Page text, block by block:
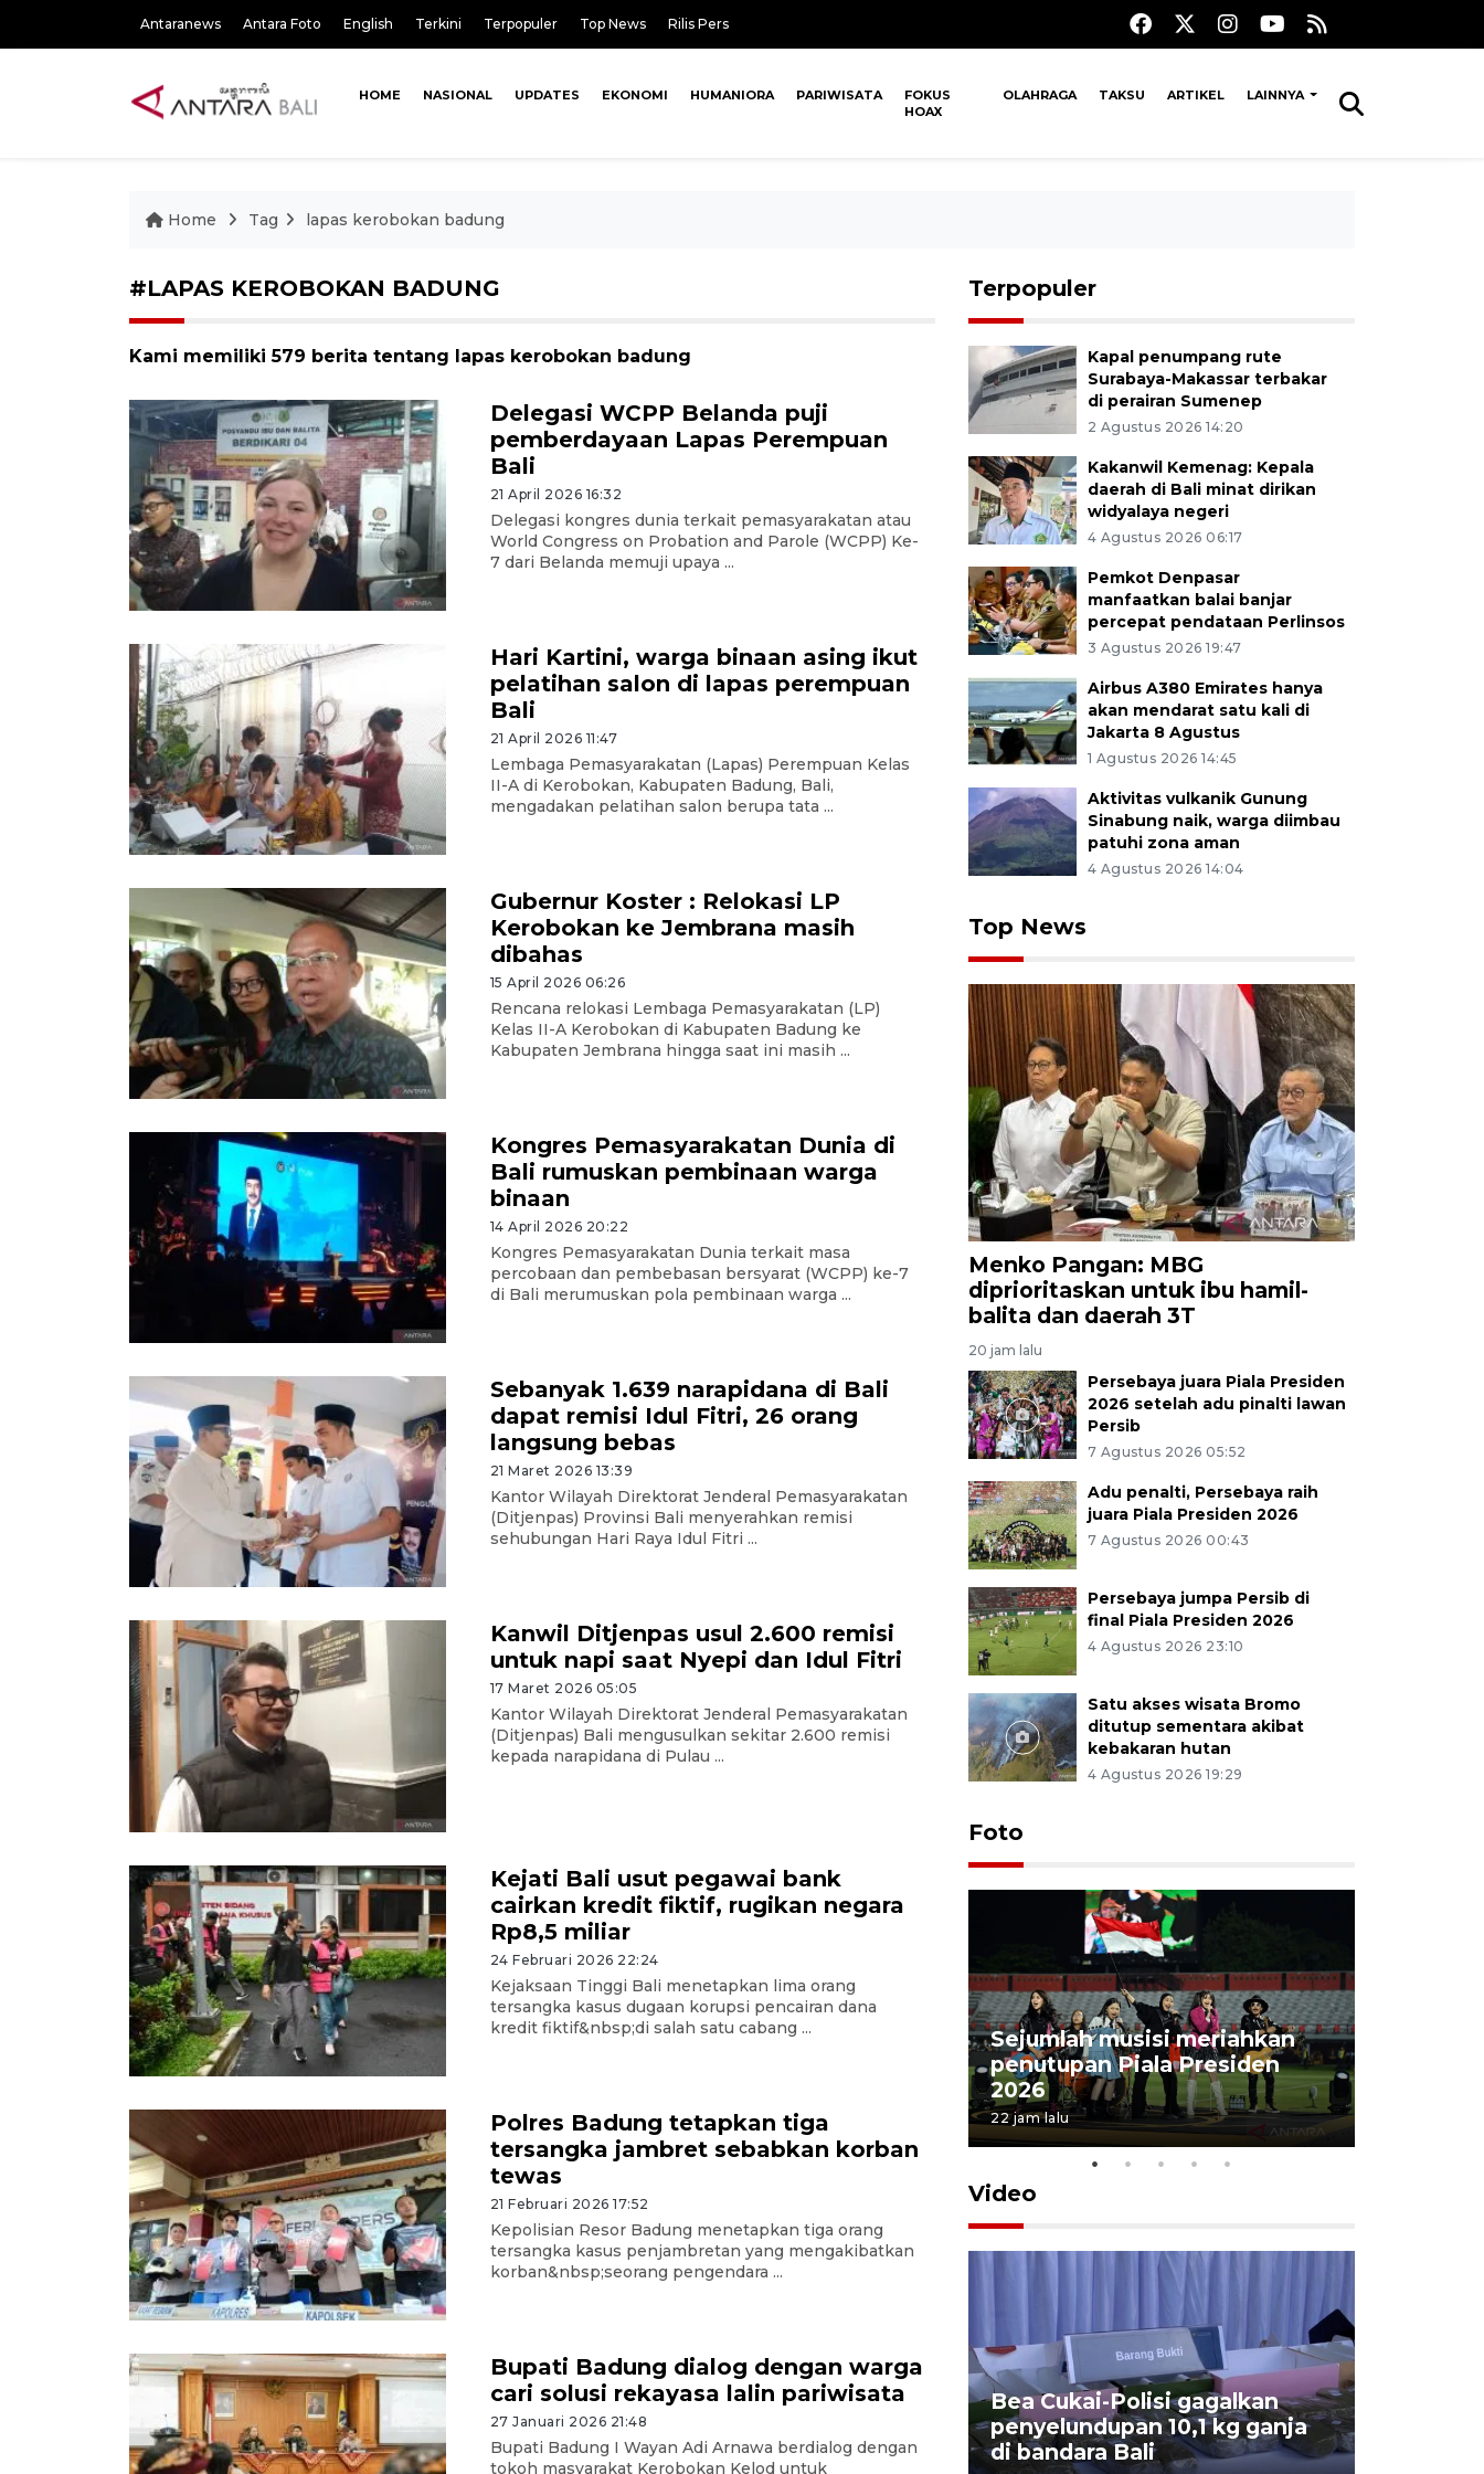
Antaranews Antara Foto English Terkini Terpopuler Top News Rilis Pers
HOME NASIONAL UPDATES EKONOMI HUMANIORA PARIWISATA
FOKUS
HOAX
OLAHRAGA TAKSU ARTIKEL LAINNYA
Home Tag lapas kerobokan badung
#LAPAS KEROBOKAN BADUNG
Kami memiliki 579 berita tentang lapas kerobokan badung
Delegasi WCPP Belanda puji
pemberdayaan Lapas Perempuan
Bali
21 April 2026 16:32
Delegasi kongres dunia terkait pemasyarakatan atau
World Congress on Probation and Parole (WCPP) Ke-
7 dari Belanda memuji upaya ...
Hari Kartini, warga binaan asing ikut
pelatihan salon di lapas perempuan
Bali
21 April 2026 11:47
Lembaga Pemasyarakatan (Lapas) Perempuan Kelas
II-A di Kerobokan, Kabupaten Badung, Bali,
mengadakan pelatihan salon berupa tata ...
Gubernur Koster : Relokasi LP
Kerobokan ke Jembrana masih
dibahas
15 April 2026 06:26
Rencana relokasi Lembaga Pemasyarakatan (LP)
Kelas II-A Kerobokan di Kabupaten Badung ke
Kabupaten Jembrana hingga saat ini masih ...
Kongres Pemasyarakatan Dunia di
Bali rumuskan pembinaan warga
binaan
14 April 2026 20:22
Kongres Pemasyarakatan Dunia terkait masa
percobaan dan pembebasan bersyarat (WCPP) ke-7
di Bali merumuskan pola pembinaan warga ...
Sebanyak 1.639 narapidana di Bali
dapat remisi Idul Fitri, 26 orang
langsung bebas
21 Maret 2026 13:39
Kantor Wilayah Direktorat Jenderal Pemasyarakatan
(Ditjenpas) Provinsi Bali menyerahkan remisi
sehubungan Hari Raya Idul Fitri ...
Kanwil Ditjenpas usul 2.600 remisi
untuk napi saat Nyepi dan Idul Fitri
17 Maret 2026 05:05
Kantor Wilayah Direktorat Jenderal Pemasyarakatan
(Ditjenpas) Bali mengusulkan sekitar 2.600 remisi
kepada narapidana di Pulau ...
Kejati Bali usut pegawai bank
cairkan kredit fiktif, rugikan negara
Rp8,5 miliar
24 Februari 2026 22:24
Kejaksaan Tinggi Bali menetapkan lima orang
tersangka kasus dugaan korupsi pencairan dana
kredit fiktif&nbsp;di salah satu cabang ...
Polres Badung tetapkan tiga
tersangka jambret sebabkan korban
tewas
21 Februari 2026 17:52
Kepolisian Resor Badung menetapkan tiga orang
tersangka kasus penjambretan yang mengakibatkan
korban&nbsp;seorang pengendara ...
Bupati Badung dialog dengan warga
cari solusi rekayasa lalin pariwisata
27 Januari 2026 21:48
Bupati Badung I Wayan Adi Arnawa berdialog dengan
tokoh masyarakat Kerobokan Kelod untuk
Terpopuler
Kapal penumpang rute
Surabaya-Makassar terbakar
di perairan Sumenep
2 Agustus 2026 14:20
Kakanwil Kemenag: Kepala
daerah di Bali minat dirikan
widyalaya negeri
4 Agustus 2026 06:17
Pemkot Denpasar
manfaatkan balai banjar
percepat pendataan Perlinsos
3 Agustus 2026 19:47
Airbus A380 Emirates hanya
akan mendarat satu kali di
Jakarta 8 Agustus
1 Agustus 2026 14:45
Aktivitas vulkanik Gunung
Sinabung naik, warga diimbau
patuhi zona aman
4 Agustus 2026 14:04
Top News
Menko Pangan: MBG
diprioritaskan untuk ibu hamil-
balita dan daerah 3T
20 jam lalu
Persebaya juara Piala Presiden
2026 setelah adu pinalti lawan
Persib
7 Agustus 2026 05:52
Adu penalti, Persebaya raih
juara Piala Presiden 2026
7 Agustus 2026 00:43
Persebaya jumpa Persib di
final Piala Presiden 2026
4 Agustus 2026 23:10
Satu akses wisata Bromo
ditutup sementara akibat
kebakaran hutan
4 Agustus 2026 19:29
Foto
Tiga matra TNI unjuk
kemampuan tempur Perisai
5 Agustus 2026 16:28
Sejumlah musisi meriahkan
penutupan Piala Presiden
2026
22 jam lalu
Video
Polisi tetapkan lima tersangka
pengeroyokan maling ayam di
Tabanan
Bea Cukai-Polisi gagalkan
penyelundupan 10,1 kg ganja
di bandara Bali